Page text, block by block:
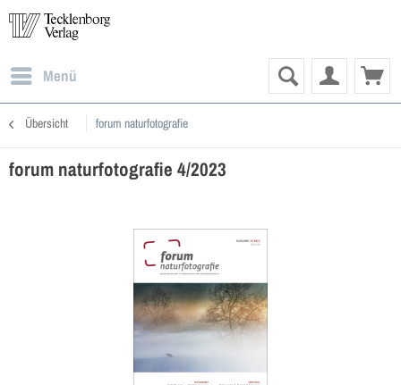
Menü
Übersicht forum naturfotografie
forum naturfotografie 4/2023